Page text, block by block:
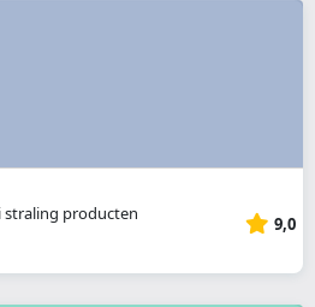
straling producten
9,0